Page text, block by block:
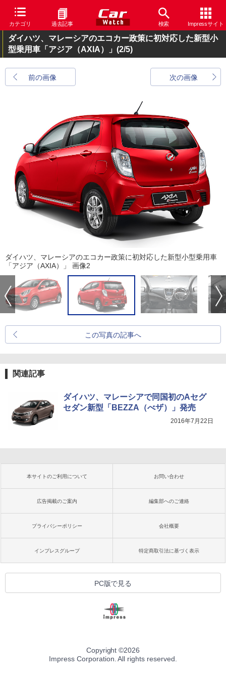
カテゴリ 過去記事 検索 Impressサイト
ダイハツ、マレーシアのエコカー政策に初対応した新型小
型乗用車「アジア（AXIA）」 (2/5)
前の画像 次の画像
ダイハツ、マレーシアのエコカー政策に初対応した新型小型乗用車
「アジア（AXIA）」 画像2
この写真の記事へ
関連記事
ダイハツ、マレーシアで同国初のAセグ
セダン新型「BEZZA（べザ）」発売
2016年7月22日
本サイトのご利用について お問い合わせ
広告掲載のご案内 編集部へのご連絡
プライバシーポリシー 会社概要
インプレスグループ 特定商取引法に基づく表示
PC版で見る
Copyright ©2026
Impress Corporation. All rights reserved.